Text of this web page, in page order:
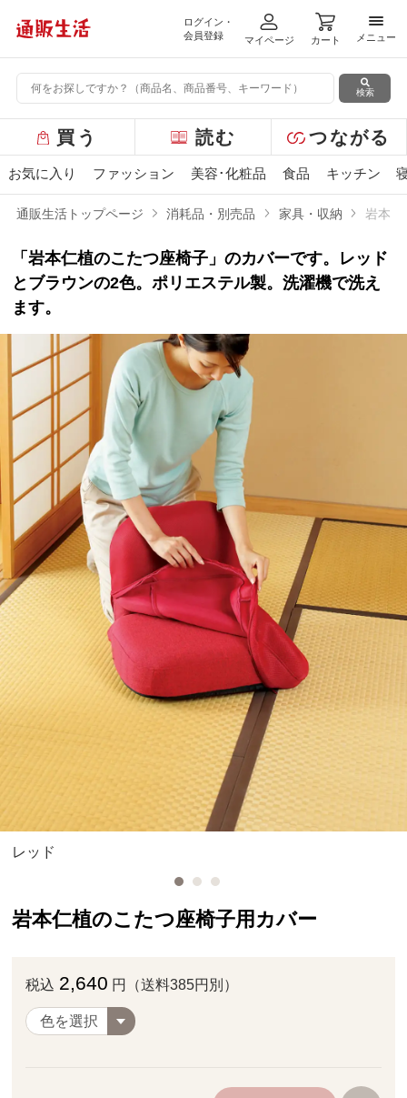
ログイン・
会員登録
マイページ カート
メニ
メニュー
検索
ー
バ
買う 読む つながる
お気に入り ファッション 美容･化粧品 食品 キッチン
通販生活トップページ 消耗品・別売品 家具・収納 岩本仁
「岩本仁植のこたつ座椅子」のカバーです。レッド
とブラウンの2色。ポリエステル製。洗濯機で洗え
ます。
レッド
岩本仁植のこたつ座椅子用カバー
税込 2,640 円（送料385円別）